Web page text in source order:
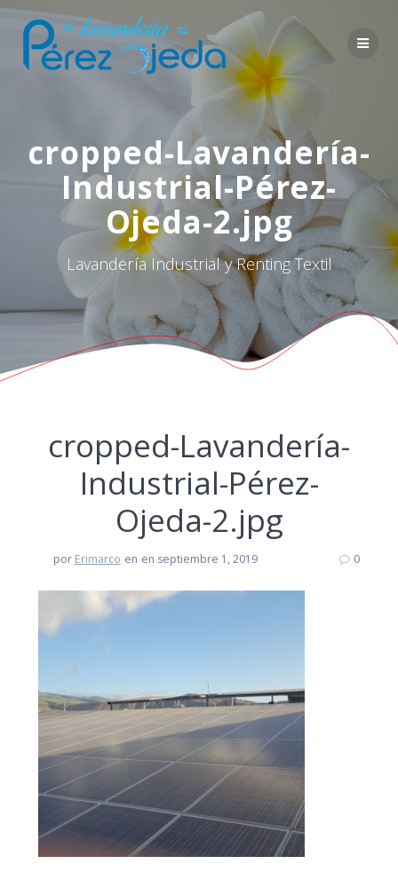
contenido
cropped-Lavandería-
Industrial-Pérez-
Ojeda-2.jpg
Lavandería Industrial y Renting Textil
cropped-Lavandería-
Industrial-Pérez-
Ojeda-2.jpg
por Erimarco en en septiembre 1, 2019 0